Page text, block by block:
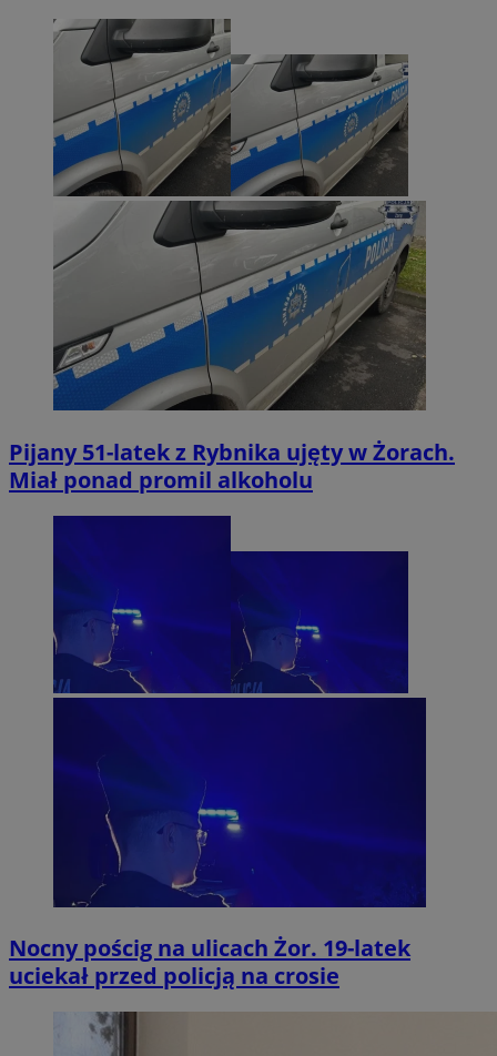
Pijany 51-latek z Rybnika ujęty w Żorach.
Miał ponad promil alkoholu
Nocny pościg na ulicach Żor. 19-latek
uciekał przed policją na crosie